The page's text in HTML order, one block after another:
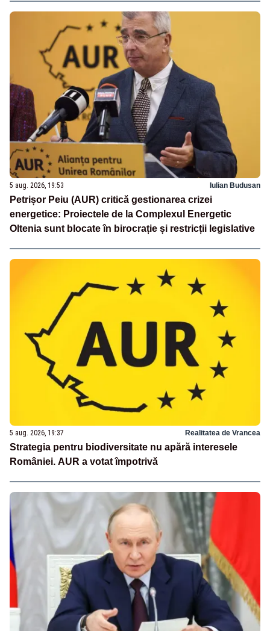
5 aug. 2026, 19:53 Iulian Budusan
Petrișor Peiu (AUR) critică gestionarea crizei
energetice: Proiectele de la Complexul Energetic
Oltenia sunt blocate în birocrație și restricții legislative
5 aug. 2026, 19:37 Realitatea de Vrancea
Strategia pentru biodiversitate nu apără interesele
României. AUR a votat împotrivă